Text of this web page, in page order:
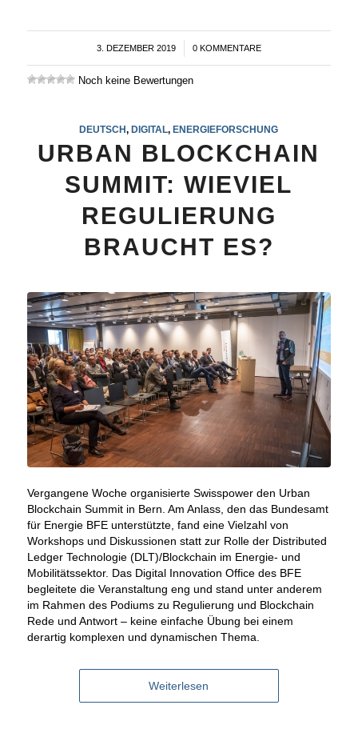
3. DEZEMBER 2019
/ 0 KOMMENTARE
Noch keine Bewertungen
DEUTSCH,DIGITAL,ENERGIEFORSCHUNG
URBAN BLOCKCHAIN
SUMMIT: WIEVIEL
REGULIERUNG
BRAUCHT ES?
Vergangene Woche organisierte Swisspower den Urban
Blockchain Summit in Bern. Am Anlass, den das Bundesamt
für Energie BFE unterstützte, fand eine Vielzahl von
Workshops und Diskussionen statt zur Rolle der Distributed
Ledger Technologie (DLT)/Blockchain im Energie- und
Mobilitätssektor. Das Digital Innovation Office des BFE
begleitete die Veranstaltung eng und stand unter anderem
im Rahmen des Podiums zu Regulierung und Blockchain
Rede und Antwort – keine einfache Übung bei einem
derartig komplexen und dynamischen Thema.
Weiterlesen